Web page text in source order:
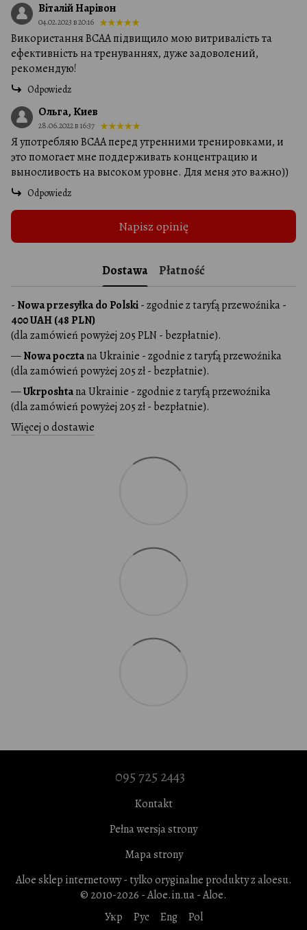
Віталій Нарівон
04.02.2023 в 20:16
Використання BCAA підвищило мою витривалість та
ефективність на тренуваннях, дуже задоволений,
рекомендую!
Odpowiedz
Ольга, Киев
28.06.2022 в 16:37
Я употребляю BCAA перед утренними тренировками, и
это помогает мне поддерживать концентрацию и
выносливость на высоком уровне. Для меня это важно))
Odpowiedz
Napisz opinię
Dostawa Płatność
-Nowa przesyłka do Polski- zgodnie z taryfą przewoźnika -
400 UAH (48 PLN)
(dla zamówień powyżej 205 PLN - bezpłatnie).
—Nowa pocztana Ukrainie - zgodnie z taryfą przewoźnika
(dla zamówień powyżej 205 zł - bezpłatnie).
—Ukrposhtana Ukrainie - zgodnie z taryfą przewoźnika
(dla zamówień powyżej 205 zł - bezpłatnie).
Więcej o dostawie
095 725 2443
Kontakt
Pełna wersja strony
Mapa strony
Aloe sklep internetowy - tylko oryginalne produkty z aloesu.
© 2010-2026 - Aloe.in.ua - Aloe.
Укр
Рус Eng Pol